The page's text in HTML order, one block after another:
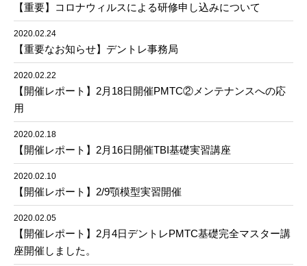
【重要】コロナウィルスによる研修申し込みについて
2020.02.24
【重要なお知らせ】デントレ事務局
2020.02.22
【開催レポート】2月18日開催PMTC②メンテナンスへの応
用
2020.02.18
【開催レポート】2月16日開催TBI基礎実習講座
2020.02.10
【開催レポート】2/9顎模型実習開催
2020.02.05
【開催レポート】2月4日デントレPMTC基礎完全マスター講
座開催しました。